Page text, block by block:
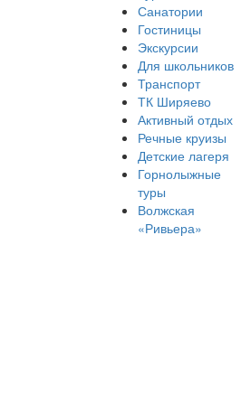
Санатории
Гостиницы
Экскурсии
Для школьников
Транспорт
ТК Ширяево
Активный отдых
Речные круизы
Детские лагеря
Горнолыжные
туры
Волжская
«Ривьера»